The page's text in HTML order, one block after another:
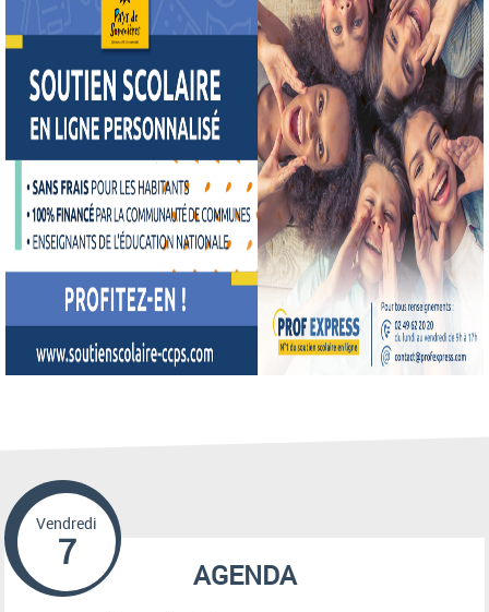
AGENDA
Vendredi
7